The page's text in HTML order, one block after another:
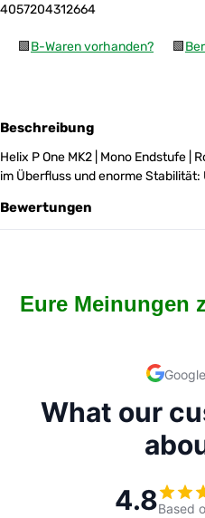
4057204312664
🟩B-Waren vorhanden? 🟩
Beschreibung
Helix P One MK2 | Mono Endstufe |
im Überfluss und enorme Stabilität:
Bewertungen
Eure Meinungen